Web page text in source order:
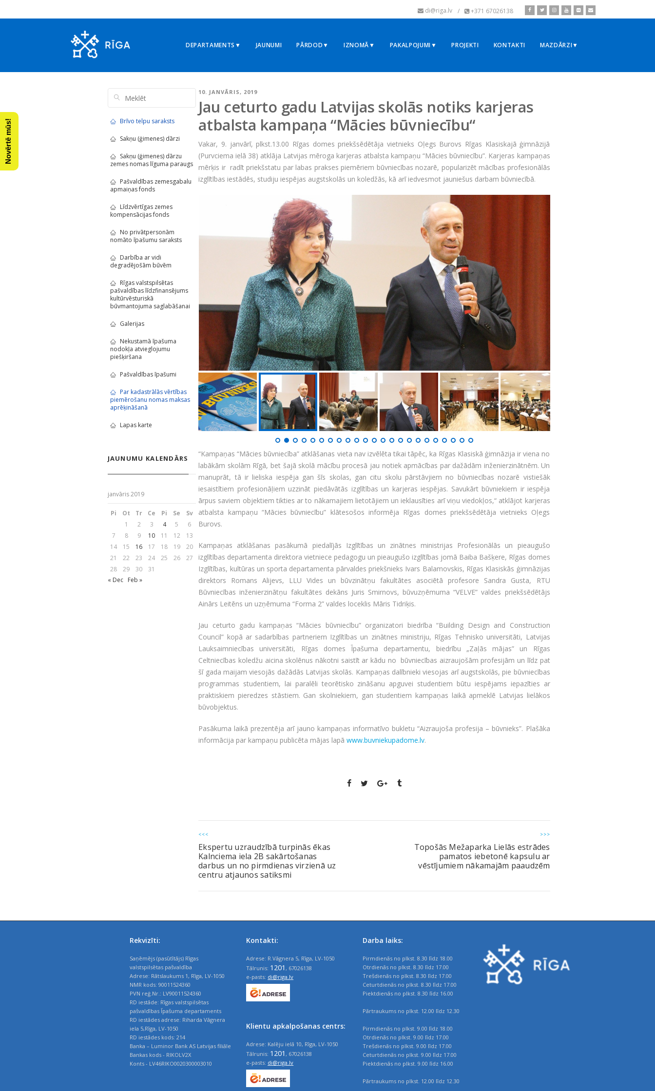
di@riga.lv / +371 67026138
DEPARTAMENTS▼ JAUNUMI PĀRDOD▼ IZNOMĀ▼ PAKALPOJUMI▼ PROJEKTI KONTAKTI MAZDĀRZI▼
10. JANVĀRIS, 2019
Jau ceturto gadu Latvijas skolās notiks karjeras
atbalsta kampaņa “Mācies būvniecību“
Vakar, 9. janvārī, plkst.13.00 Rīgas domes priekšsēdētāja vietnieks Oļegs Burovs Rīgas Klasiskajā ģimnāzijā
(Purvciema ielā 38) atklāja Latvijas mēroga karjeras atbalsta kampaņu “Mācies būvniecību”. Karjeras kampaņas
mērķis ir radīt priekšstatu par labas prakses piemēriem būvniecības nozarē, popularizēt mācības profesionālās
izglītības iestādēs, studiju iespējas augstskolās un koledžās, kā arī iedvesmot jauniešus darbam būvniecībā.
“Kampaņas “Mācies būvniecība” atklāšanas vieta nav izvēlēta tikai tāpēc, ka Rīgas Klasiskā ģimnāzija ir viena no
labākām skolām Rīgā, bet šajā skolā mācību procesā jau notiek apmācības par dažādām inženierzinātnēm. Un
manuprāt, tā ir lieliska iespēja gan šīs skolas, gan citu skolu pārstāvjiem no būvniecības nozarē vistiešāk
iesaistītiem profesionāļiem uzzināt piedāvātās izglītības un karjeras iespējas. Savukārt būvniekiem ir iespēja
ārpus saviem objektiem tikties ar to nākamajiem lietotājiem un ieklausīties arī viņu viedokļos,“ atklājot karjeras
atbalsta kampaņu “Mācies būvniecību” klātesošos informēja Rīgas domes priekšsēdētāja vietnieks Oļegs
Burovs.
Kampaņas atklāšanas pasākumā piedalījās Izglītības un zinātnes ministrijas Profesionālās un pieaugušo
izglītības departamenta direktora vietniece pedagogu un pieaugušo izglītības jomā Baiba Bašķere, Rīgas domes
Izglītības, kultūras un sporta departamenta pārvaldes priekšnieks Ivars Balamovskis, Rīgas Klasiskās ģimnāzijas
direktors Romans Alijevs, LLU Vides un būvzinātņu fakultātes asociētā profesore Sandra Gusta, RTU
Būvniecības inženierzinātņu fakultātes dekāns Juris Smirnovs, būvuzņēmuma “VELVE” valdes priekšsēdētājs
Ainārs Leitēns un uzņēmuma “Forma 2” valdes loceklis Māris Tidriķis.
Jau ceturto gadu kampaņas “Mācies būvniecību” organizatori biedrība “Building Design and Construction
Council” kopā ar sadarbības partneriem Izglītības un zinātnes ministriju, Rīgas Tehnisko universitāti, Latvijas
Lauksaimniecības universitāti, Rīgas domes Īpašuma departamentu, biedrību „Zaļās mājas” un Rīgas
Celtniecības koledžu aicina skolēnus nākotni saistīt ar kādu no būvniecības aizraujošām profesijām un līdz pat
šī gada maijam viesojās dažādās Latvijas skolās. Kampaņas dalībnieki viesojas arī augstskolās, pie būvniecības
programmas studentiem, lai paralēli teorētisko zināšanu apguvei studentiem būtu iespējams iepazīties ar
praktiskiem pieredzes stāstiem. Gan skolniekiem, gan studentiem kampaņas laikā apmeklē Latvijas lielākos
būvobjektus.
Pasākuma laikā prezentēja arī jauno kampaņas informatīvo bukletu “Aizraujoša profesija – būvnieks”. Plašāka
informācija par kampaņu publicēta mājas lapāwww.buvniekupadome.lv.
<<<
Ekspertu uzraudzībā turpinās ēkas
Kalnciema iela 2B sakārtošanas
darbus un no pirmdienas virzienā uz
centru atjaunos satiksmi
>>>
Topošās Mežaparka Lielās estrādes
pamatos iebetonē kapsulu ar
vēstījumiem nākamajām paaudzēm
Brīvo telpu saraksts
Sakņu (ģimenes) dārzi
Sakņu (ģimenes) dārzu
zemes nomas līguma paraugs
Pašvaldības zemesgabalu
apmaiņas fonds
Līdzvērtīgas zemes
kompensācijas fonds
No privātpersonām
nomāto īpašumu saraksts
Darbība ar vidi
degradējošām būvēm
Rīgas valstspilsētas
pašvaldības līdzfinansējums
kultūrvēsturiskā
būvmantojuma saglabāšanai
Galerijas
Nekustamā īpašuma
nodokļa atvieglojumu
piešķiršana
Pašvaldības īpašumi
Par kadastrālās vērtības
piemērošanu nomas maksas
aprēķināšanā
Lapas karte
JAUNUMU KALENDĀRS
janvāris 2019
Pi Ot Tr Ce Pi Se
Sv
1
2 3 4 5
6
7
8 9 10 11 12
13
14
15 16 17 18 19
20
21
22 23 24 25 26
27
28
29 30
31
« Dec
Feb »
Rekvizīti:
Saņēmējs (pasūtītājs) Rīgas
valstspilsētas pašvaldība
Adrese: Rātslaukums 1, Rīga, LV-1050
NMR kods: 90011524360
PVN reģ.Nr.: LV90011524360
RD iestāde: Rīgas valstspilsētas
pašvaldības Īpašuma departaments
RD iestādes adrese: Riharda Vāgnera
iela 5,Rīga, LV-1050
RD iestādes kods: 214
Banka – Luminor Bank AS Latvijas filiāle
Bankas kods - RIKOLV2X
Konts - LV46RIKO0020300003010
Kontakti:
Adrese: R.Vāgnera 5, Rīga, LV-1050
Tālrunis: 1201 , 67026138
e-pasts: di@riga.lv
Klientu apkalpošanas centrs:
Adrese: Kalēju ielā 10, Rīga, LV-1050
Tālrunis: 1201 , 67026138
e-pasts: di@riga.lv
Darba laiks:
Pirmdienās no plkst. 8.30 līdz 18.00
Otrdienās no plkst. 8.30 līdz 17.00
Trešdienās no plkst. 8.30 līdz 17.00
Ceturtdienās no plkst. 8.30 līdz 17.00
Piektdienās no plkst. 8.30 līdz 16.00
Pārtraukums no plkst. 12.00 līdz 12.30
Pirmdienās no plkst. 9.00 līdz 18.00
Otrdienās no plkst. 9.00 līdz 17.00
Trešdienās no plkst. 9.00 līdz 17.00
Ceturtdienās no plkst. 9.00 līdz 17.00
Piektdienās no plkst. 9.00 līdz 16.00
Pārtraukums no plkst. 12.00 līdz 12.30
Novērtē mūs!